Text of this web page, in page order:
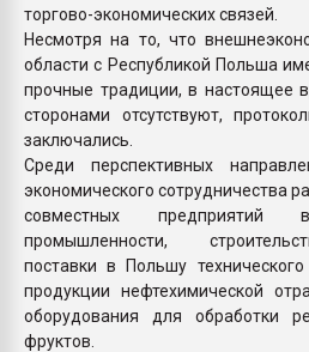
торгово-экономических связей.
Несмотря на то, что
области с Республикой Польша
прочные традиции, в настоящее
сторонами отсутствуют,
заключались.
Среди перспективных
экономического сотрудничества
совместных предприятий
промышленности,
поставки в Польшу
продукции нефтехимической
оборудования для обработки
фруктов.